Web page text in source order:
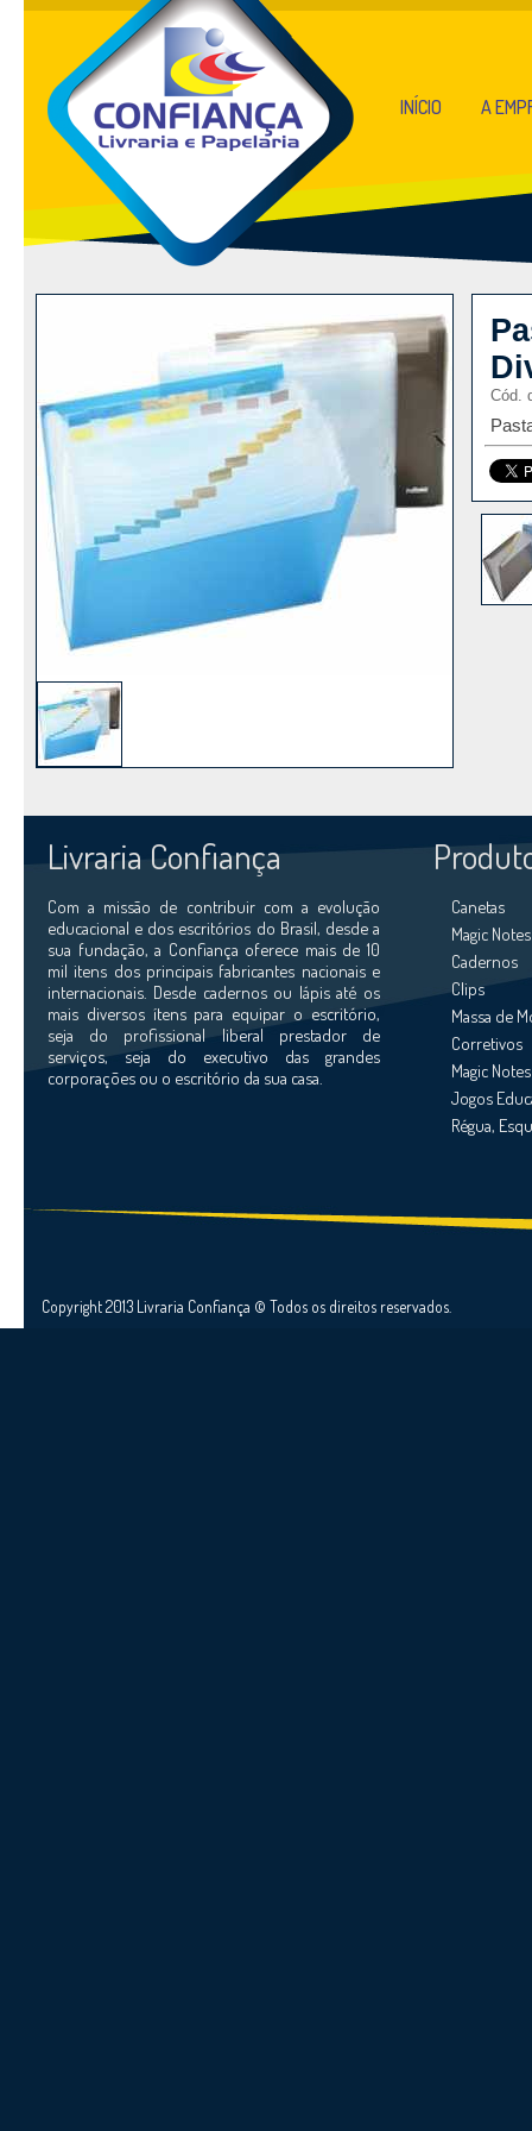
INÍCIO A
Cód.
Livraria Confiança
Com a missão de contribuir com a evolução
educacional e dos escritórios do Brasil, desde a
sua fundação, a Confiança oferece mais de 10
mil itens dos principais fabricantes nacionais e
internacionais. Desde cadernos ou lápis até os
mais diversos ítens para equipar o escritório,
seja do profissional liberal prestador de
serviços, seja do executivo das grandes
corporações ou o escritório da sua casa.
Canetas
Magic
Cadernos
Clips
Massa de
Corretivos
Magic
Jogos
Régua,
Copyright 2013 Livraria Confiança © Todos os direitos reservados.